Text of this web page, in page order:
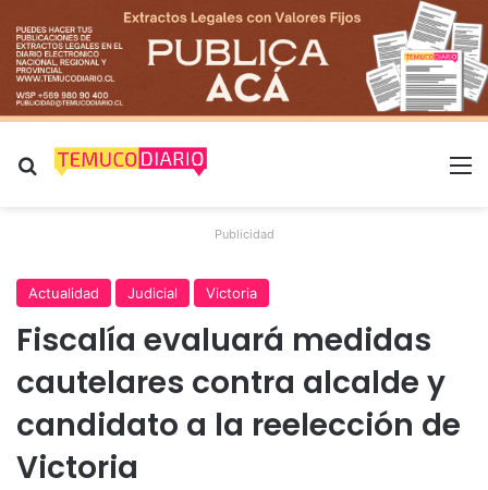
Buscar por
Publicidad
Actualidad Judicial Victoria
Fiscalía evaluará medidas
cautelares contra alcalde y
candidato a la reelección de
Victoria